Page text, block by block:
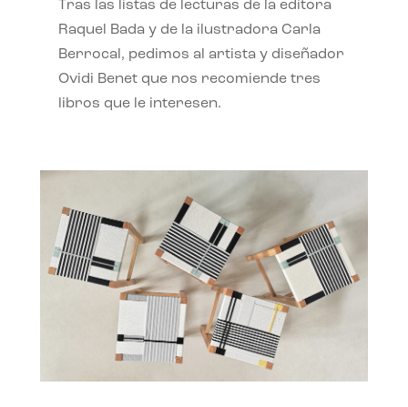
Tras las listas de lecturas de la editora
Raquel Bada y de la ilustradora Carla
Berrocal, pedimos al artista y diseñador
Ovidi Benet que nos recomiende tres
libros que le interesen.